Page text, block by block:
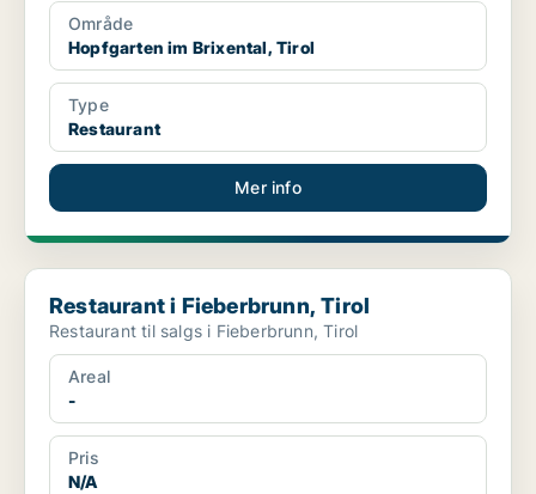
Område
Hopfgarten im Brixental, Tirol
Type
Restaurant
Mer info
Restaurant i Fieberbrunn, Tirol
Restaurant i Fieberbrunn, Tirol
Restaurant til salgs i Fieberbrunn, Tirol
Areal
-
Pris
N/A